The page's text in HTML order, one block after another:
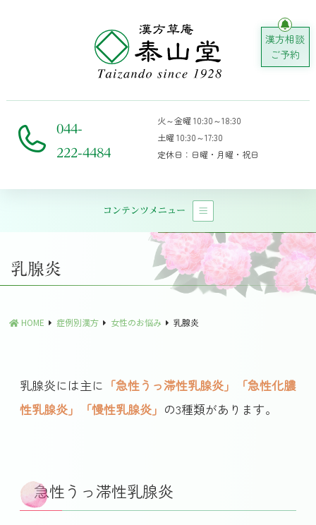
漢方相談
ご予約
044-
222-4484
火～金曜 10:30～18:30
土曜 10:30～17:30
定休日：日曜・月曜・祝日
メインナビゲーション
コンテンツメニュー
乳腺炎
HOME 症例別漢方 女性のお悩み 乳腺炎
乳腺炎には主に 「急性うっ滞性乳腺炎」「急性化膿
性乳腺炎」「慢性乳腺炎」 の3種類があります。
急性うっ滞性乳腺炎